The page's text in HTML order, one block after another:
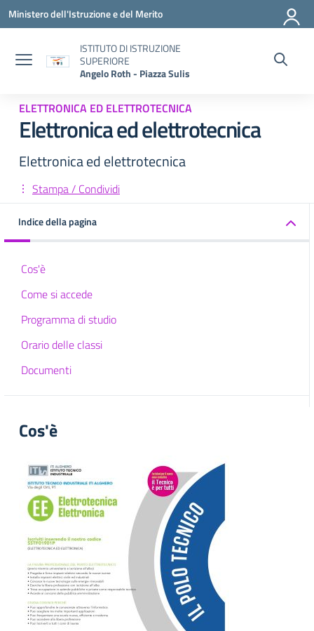
Vai ai contenuti
Vai al menu di navigazione
Vai al footer
Ministero dell'Istruzione e del Merito
ISTITUTO DI ISTRUZIONE
SUPERIORE
Angelo Roth - Piazza Sulis
ELETTRONICA ED ELETTROTECNICA
Elettronica ed elettrotecnica
Elettronica ed elettrotecnica
Stampa / Condividi
Indice della pagina
Cos'è
Come si accede
Programma di studio
Orario delle classi
Documenti
Cos'è